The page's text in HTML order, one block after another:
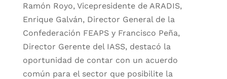
Ramón Royo, Vicepresidente de ARADIS,
Enrique Galván, Director General de la
Confederación FEAPS y Francisco Peña,
Director Gerente del IASS, destacó la
oportunidad de contar con un acuerdo
común para el sector que posibilite la